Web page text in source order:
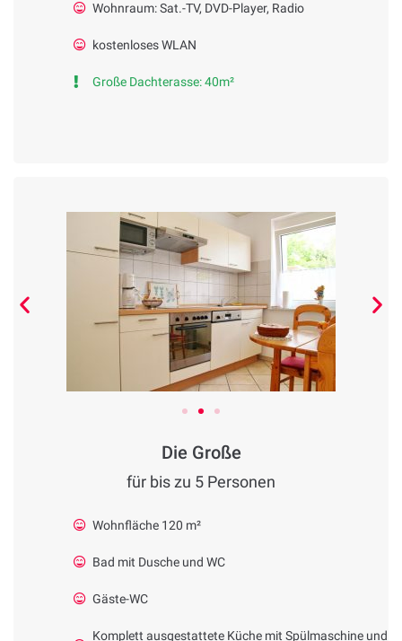
Wohnraum: Sat.-TV, DVD-Player, Radio
kostenloses WLAN
Große Dachterasse: 40m²
Die Große
für bis zu 5 Personen
Wohnfläche 120 m²
Bad mit Dusche und WC
Gäste-WC
Komplett ausgestattete Küche mit Spülmaschine und